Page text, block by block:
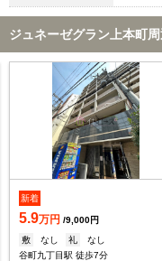
ジュネーゼグラン上本町
新着
5.9万円 /9,000円
敷
なし 礼
なし
谷町九丁目駅 徒歩7分